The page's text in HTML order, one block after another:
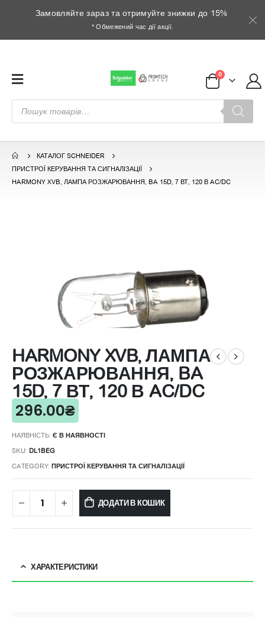
Замовляйте зараз та отримуйте знижки до 15%
* Обмежений час дії акції.
Пошук
товарів
0
КАТАЛОГ SCHNEIDER
ПРИСТРОЇ КЕРУВАННЯ ТА СИГНАЛІЗАЦІЇ
HARMONY XVB, ЛАМПА РОЗЖАРЮВАННЯ, BA 15D, 7 ВТ, 120 В AC/DC
HARMONY XVB, ЛАМПА
РОЗЖАРЮВАННЯ, BA
15D, 7 ВТ, 120 В AC/DC
296.00₴
НАЯВНІСТЬ: Є В НАЯВНОСТІ
SKU: DL1BEG
CATEGORY: ПРИСТРОЇ КЕРУВАННЯ ТА СИГНАЛІЗАЦІЇ
ДОДАТИ В КОШИК
ХАРАКТЕРИСТИКИ